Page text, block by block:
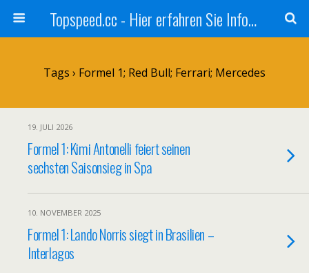
Topspeed.cc - Hier erfahren Sie Infos über die Rennsportszene mit Vollgas
Tags › Formel 1; Red Bull; Ferrari; Mercedes
19. JULI 2026
Formel 1: Kimi Antonelli feiert seinen
sechsten Saisonsieg in Spa
10. NOVEMBER 2025
Formel 1: Lando Norris siegt in Brasilien –
Interlagos